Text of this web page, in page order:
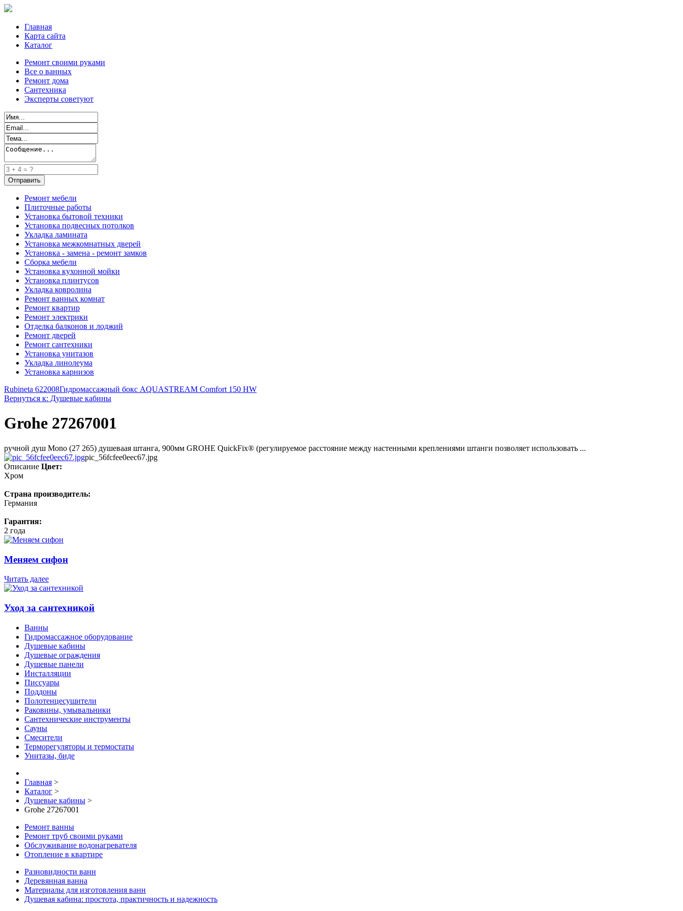
Главная
Карта сайта
Каталог
Ремонт своими руками
Все о ванных
Ремонт дома
Сантехника
Эксперты советуют
Ремонт мебели
Плиточные работы
Установка бытовой техники
Установка подвесных потолков
Укладка ламината
Установка межкомнатных дверей
Установка - замена - ремонт замков
Сборка мебели
Установка кухонной мойки
Установка плинтусов
Укладка ковролина
Ремонт ванных комнат
Ремонт квартир
Ремонт электрики
Отделка балконов и лоджий
Ремонт дверей
Ремонт сантехники
Установка унитазов
Укладка линолеума
Установка карнизов
Rubineta 622008Гидромассажный бокс AQUASTREAM Comfort 150 HW
Вернуться к: Душевые кабины
Grohe 27267001
ручной душ Mono (27 265) душеваая штанга, 900мм GROHE QuickFix® (регулируемое расстояние между настенными креплениями штанги позволяет использовать ...
pic_56fcfee0eec67.jpg
Описание Цвет:
Хром
Страна производитель:
Германия
Гарантия:
2 года
Меняем сифон
Читать далее
Уход за сантехникой
Ванны
Гидромассажное оборудование
Душевые кабины
Душевые ограждения
Душевые панели
Инсталляции
Писсуары
Поддоны
Полотенцесушители
Раковины, умывальники
Сантехнические инструменты
Сауны
Смесители
Терморегуляторы и термостаты
Унитазы, биде
Главная >
Каталог >
Душевые кабины >
Grohe 27267001
Ремонт ванны
Ремонт труб своими руками
Обслуживание водонагревателя
Отопление в квартире
Разновидности ванн
Деревянная ванна
Материалы для изготовления ванн
Душевая кабина: простота, практичность и надежность